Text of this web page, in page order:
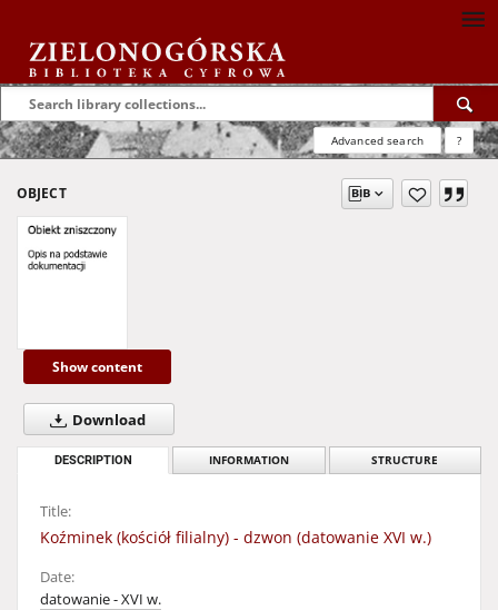
Advanced search ?
OBJECT
Show content
Download
DESCRIPTION INFORMATION STRUCTURE
Title:
Koźminek (kościół filialny) - dzwon (datowanie XVI w.)
Date:
datowanie - XVI w.